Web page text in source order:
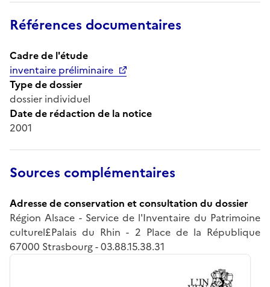
Références documentaires
Cadre de l'étude
inventaire préliminaire
Type de dossier
dossier individuel
Date de rédaction de la notice
2001
Sources complémentaires
Adresse de conservation et consultation du dossier
Région Alsace - Service de l'Inventaire du Patrimoine
culturel£Palais du Rhin - 2 Place de la République
67000 Strasbourg - 03.88.15.38.31